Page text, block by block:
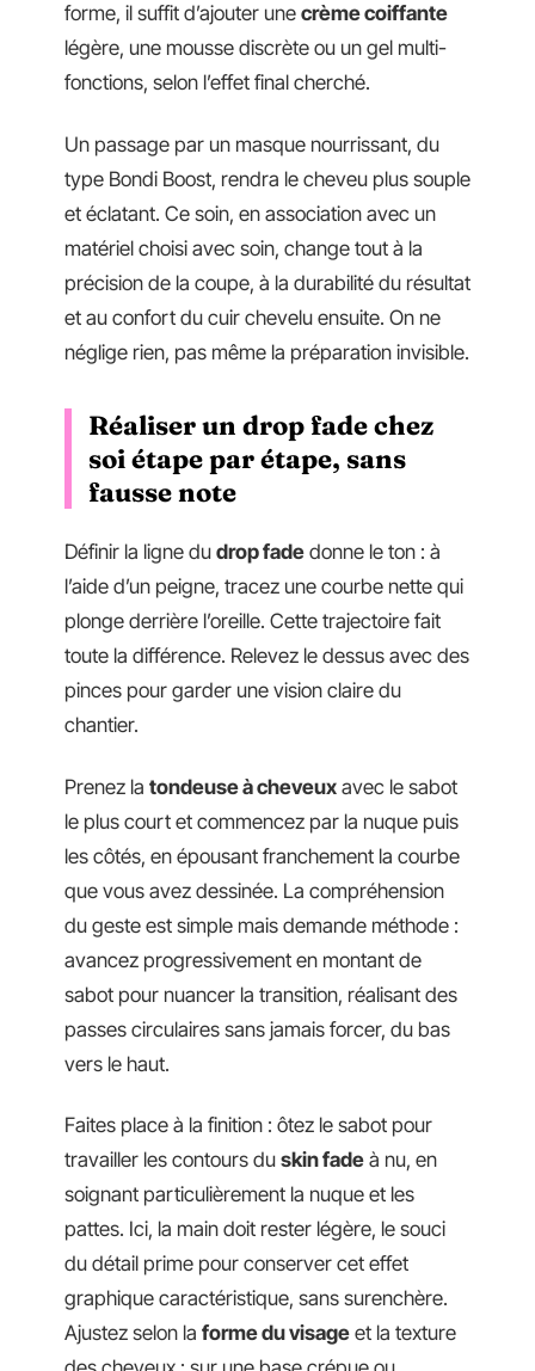
forme, il suffit d’ajouter une crème coiffante
légère, une mousse discrète ou un gel multi-
fonctions, selon l’effet final cherché.
Un passage par un masque nourrissant, du
type Bondi Boost, rendra le cheveu plus souple
et éclatant. Ce soin, en association avec un
matériel choisi avec soin, change tout à la
précision de la coupe, à la durabilité du résultat
et au confort du cuir chevelu ensuite. On ne
néglige rien, pas même la préparation invisible.
Réaliser un drop fade chez
soi étape par étape, sans
fausse note
Définir la ligne du drop fade donne le ton : à
l’aide d’un peigne, tracez une courbe nette qui
plonge derrière l’oreille. Cette trajectoire fait
toute la différence. Relevez le dessus avec des
pinces pour garder une vision claire du
chantier.
Prenez la tondeuse à cheveux avec le sabot
le plus court et commencez par la nuque puis
les côtés, en épousant franchement la courbe
que vous avez dessinée. La compréhension
du geste est simple mais demande méthode :
avancez progressivement en montant de
sabot pour nuancer la transition, réalisant des
passes circulaires sans jamais forcer, du bas
vers le haut.
Faites place à la finition : ôtez le sabot pour
travailler les contours du skin fade à nu, en
soignant particulièrement la nuque et les
pattes. Ici, la main doit rester légère, le souci
du détail prime pour conserver cet effet
graphique caractéristique, sans surenchère.
Ajustez selon la forme du visage et la texture